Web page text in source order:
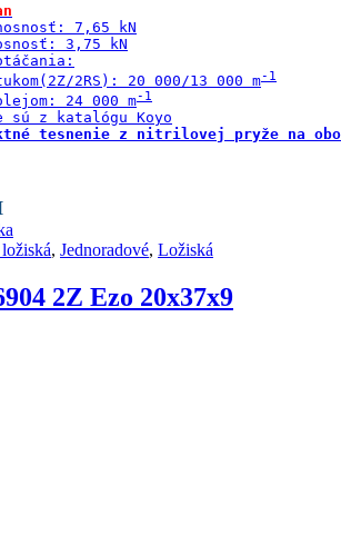
7,65 kN
3,75 kN
2RS): 20 000/13 000 m
24 000 m
tesnenie z nitrilovej pryže na
, Jednoradové, Ložiská
2Z Ezo 20x37x9